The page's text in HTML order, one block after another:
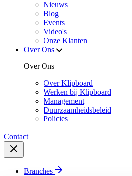
Nieuws
Blog
Events
Video's
Onze Klanten
Over Ons
Over Ons
Over Klipboard
Werken bij Klipboard
Management
Duurzaamheidsbeleid
Policies
Contact
Branches